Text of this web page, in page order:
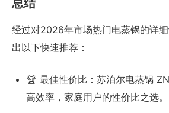
总结
经过对2026年市场热门电蒸锅的详
出以下快速推荐：
🏆 最佳性价比：苏泊尔电蒸锅
高效率，家庭用户的性价比之选。